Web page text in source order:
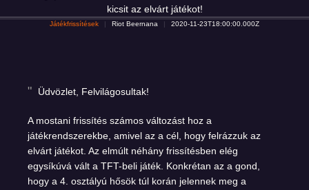
kicsit az elvárt játékot!
Játékfrissítések Riot Beernana 2020-11-23T18:00:00.000Z
Üdvözlet, Felvilágosultak!
A mostani frissítés számos változást hoz a
játékrendszerekbe, amivel az a cél, hogy felrázzuk az
elvárt játékot. Az elmúlt néhány frissítésben elég
egysíkúvá vált a TFT-beli játék. Konkrétan az a gond,
hogy a 4. osztályú hősök túl korán jelennek meg a